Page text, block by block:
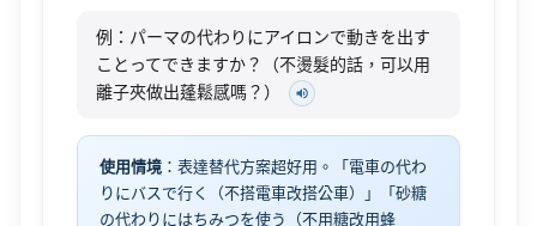
例：パーマの代わりにアイロンで動きを出す
ことってできますか？（不燙髮的話，可以用
離子夾做出蓬鬆感嗎？）
使用情境 ：表達替代方案超好用。「電車の代わ
りにバスで行く（不搭電車改搭公車）」「砂糖
の代わりにはちみつを使う（不用糖改用蜂